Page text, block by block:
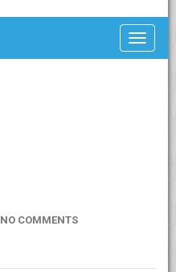
NO COMMENTS